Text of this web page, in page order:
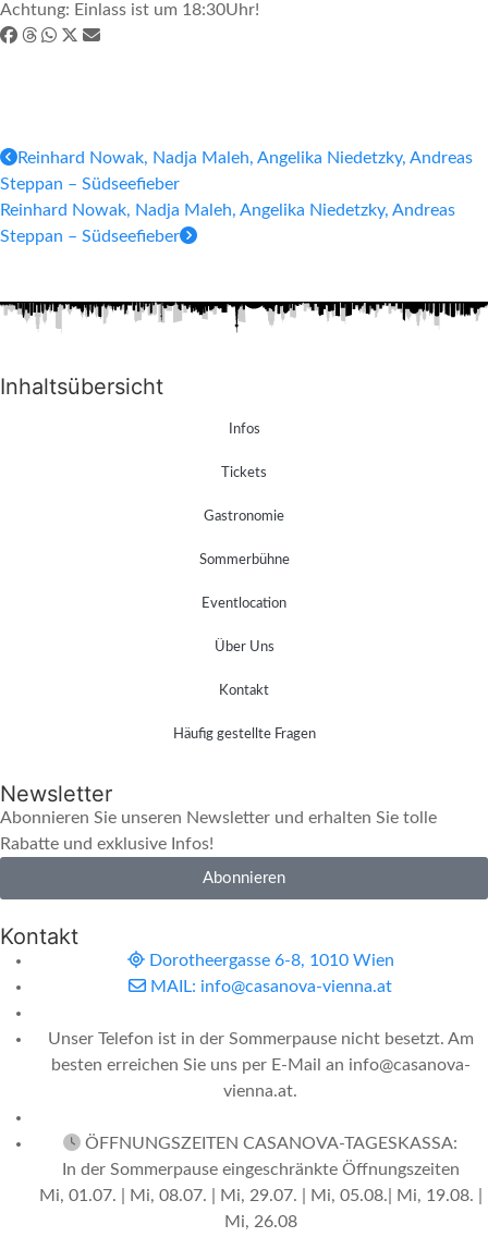
Achtung: Einlass ist um 18:30Uhr!
Reinhard Nowak, Nadja Maleh, Angelika Niedetzky, Andreas
Steppan – Südseefieber
Reinhard Nowak, Nadja Maleh, Angelika Niedetzky, Andreas
Steppan – Südseefieber
Inhaltsübersicht
Infos
Tickets
Gastronomie
Sommerbühne
Eventlocation
Über Uns
Kontakt
Häufig gestellte Fragen
Newsletter
Abonnieren Sie unseren Newsletter und erhalten Sie tolle
Rabatte und exklusive Infos!
Abonnieren
Kontakt
Dorotheergasse 6-8, 1010 Wien
MAIL: info@casanova-vienna.at
Unser Telefon ist in der Sommerpause nicht besetzt. Am
besten erreichen Sie uns per E-Mail an info@casanova-
vienna.at.
ÖFFNUNGSZEITEN CASANOVA-TAGESKASSA:
In der Sommerpause eingeschränkte Öffnungszeiten
Mi, 01.07. | Mi, 08.07. | Mi, 29.07. | Mi, 05.08.| Mi, 19.08. |
Mi, 26.08